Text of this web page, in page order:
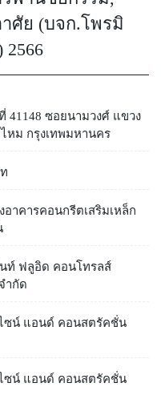
ศัย (บจก.โพรมิ
41148 ซอยนามวงศ์ แขวง
ไหม กรุงเทพมหานคร
อาคารคอนกรีตเสริมเหล็ก
ท์ ฟลูอิด คอนโทรลส์
ากัด
ซน์ แอนด์ คอนสตรัคชั่น
ซน์ แอนด์ คอนสตรัคชั่น